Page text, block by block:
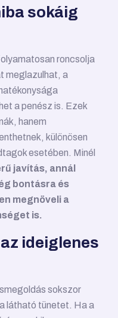
sokáig
roncsolja
meglazulhat, a
a penész is. Ezek
hanem
különösen
esetében. Minél
javítás, annál
bontásra és
megnöveli a
is.
ideiglenes
sokszor
látható tünetet. Ha a